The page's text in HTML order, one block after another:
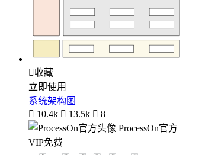
收藏
立即使用
系统架构图
 10.4k  13.5k  8
ProcessOn官方
VIP免费